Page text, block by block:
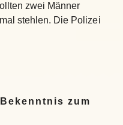
zwei Männer
stehlen. Die Polizei
zum